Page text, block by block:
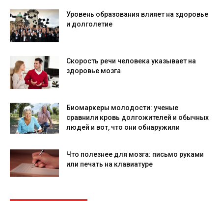
Уровень образования влияет на здоровье
и долголетие
Скорость речи человека указывает на
здоровье мозга
Биомаркеры молодости: ученые
сравнили кровь долгожителей и обычных
людей и вот, что они обнаружили
Что полезнее для мозга: письмо руками
или печать на клавиатуре